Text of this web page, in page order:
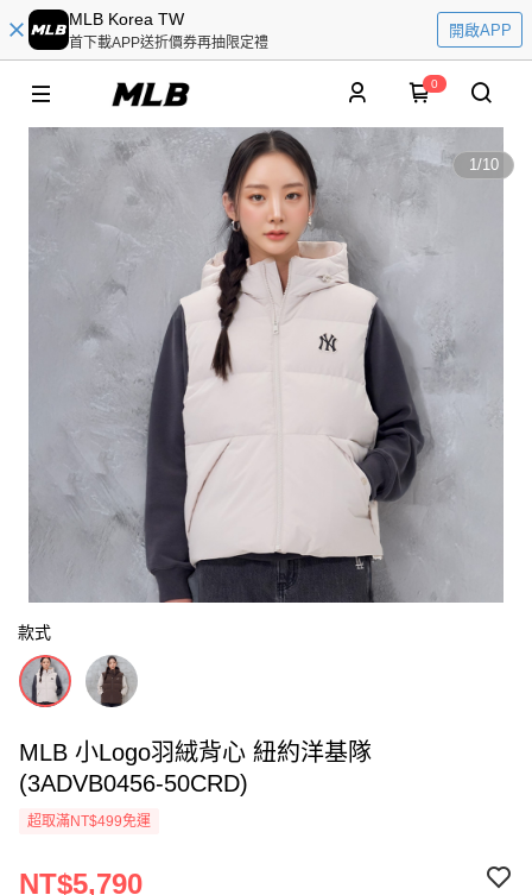
MLB Korea TW
首下載APP送折價券再抽限定禮
開啟APP
0
1/10
款式
MLB 小Logo羽絨背心 紐約洋基隊
(3ADVB0456-50CRD)
超取滿NT$499免運
NT$5,790